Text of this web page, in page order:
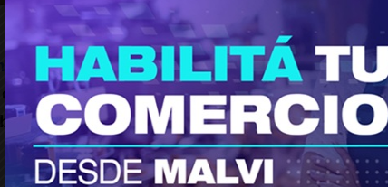
y otro “día negro”. Dudas de los
Banco Nación. Las ventas oficiales
Alberto F. claro y preciso con la